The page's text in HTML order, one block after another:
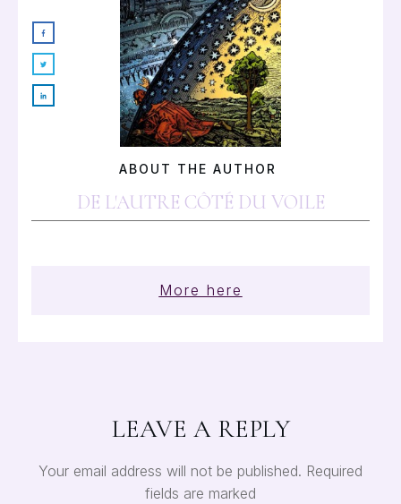
ABOUT THE AUTHOR
DE L'AUTRE CÔTÉ DU VOILE
More here
LEAVE A REPLY
Your email address will not be published. Required
fields are marked